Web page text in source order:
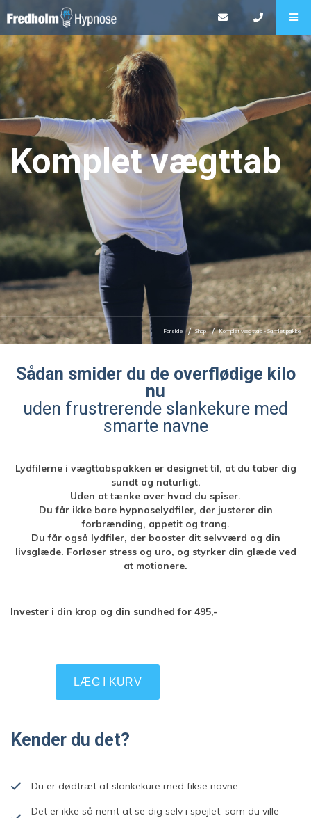
Komplet vægttab
Forside Shop Komplet vægttab - Samlet pakke
Sådan smider du de overflødige kilo
nu
uden frustrerende slankekure med
smarte navne
Lydfilerne i vægttabspakken er designet til, at du taber dig
sundt og naturligt.
Uden at tænke over hvad du spiser.
Du får ikke bare hypnoselydfiler, der justerer din
forbrænding, appetit og trang.
Du får også lydfiler, der booster dit selvværd og din
livsglæde. Forløser stress og uro, og styrker din glæde ved
at motionere.
Invester i din krop og din sundhed for 495,-
Kender du det?
Du er dødtræt af slankekure med fikse navne.
Det er ikke så nemt at se dig selv i spejlet, som du ville